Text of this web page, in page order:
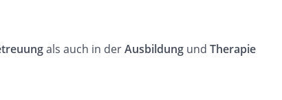
als auch in derAusbildung und Therapie